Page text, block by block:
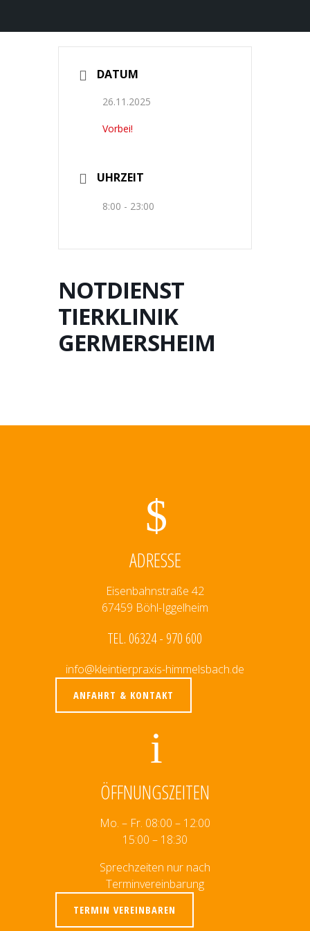
DATUM
26.11.2025
Vorbei!
UHRZEIT
8:00 - 23:00
NOTDIENST
TIERKLINIK
GERMERSHEIM
ADRESSE
Eisenbahnstraße 42
67459 Böhl-Iggelheim
TEL. 06324 - 970 600
info@kleintierpraxis-himmelsbach.de
ANFAHRT & KONTAKT
ÖFFNUNGSZEITEN
Mo. – Fr. 08:00 – 12:00
15:00 – 18:30
Sprechzeiten nur nach
Terminvereinbarung
TERMIN VEREINBAREN